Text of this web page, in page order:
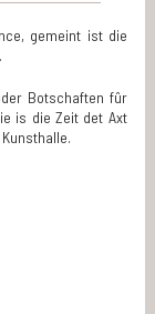
gemeint ist die
Botschaften fûr
is die Zeit det Axt